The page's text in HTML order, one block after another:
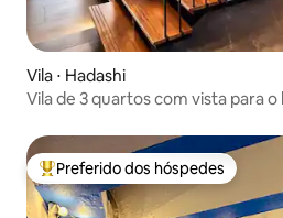
Vila ⋅ Hadashi
Vila de 3 quartos com vista para
Entre os melhores preferidos dos
Preferido dos hóspedes